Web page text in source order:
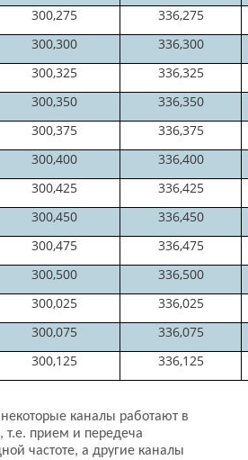
300,275
336,275
300,300
336,300
300,325
336,325
300,350
336,350
300,375
336,375
300,400
336,400
300,425
336,425
300,450
336,450
300,475
336,475
300,500
336,500
300,025
336,025
300,075
336,075
300,125 336,125
каналы работают в
прием и передеча
частоте, а другие каналы